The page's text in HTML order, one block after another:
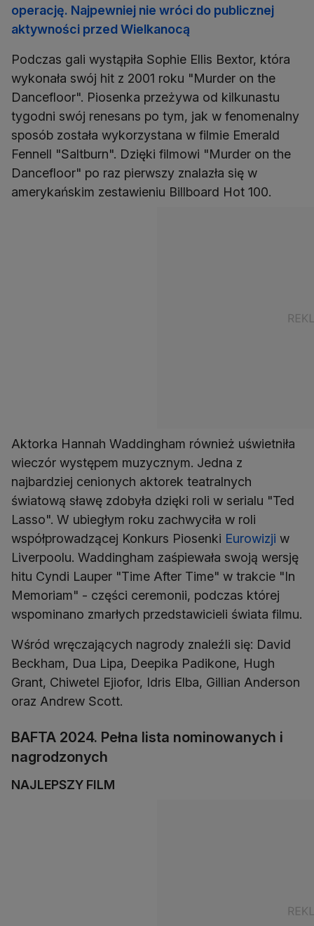
operację. Najpewniej nie wróci do publicznej
aktywności przed Wielkanocą
Podczas gali wystąpiła Sophie Ellis Bextor, która
wykonała swój hit z 2001 roku "Murder on the
Dancefloor". Piosenka przeżywa od kilkunastu
tygodni swój renesans po tym, jak w fenomenalny
sposób została wykorzystana w filmie Emerald
Fennell "Saltburn". Dzięki filmowi "Murder on the
Dancefloor" po raz pierwszy znalazła się w
amerykańskim zestawieniu Billboard Hot 100.
Aktorka Hannah Waddingham również uświetniła
wieczór występem muzycznym. Jedna z
najbardziej cenionych aktorek teatralnych
światową sławę zdobyła dzięki roli w serialu "Ted
Lasso". W ubiegłym roku zachwyciła w roli
współprowadzącej Konkurs Piosenki Eurowizji w
Liverpoolu. Waddingham zaśpiewała swoją wersję
hitu Cyndi Lauper "Time After Time" w trakcie "In
Memoriam" - części ceremonii, podczas której
wspominano zmarłych przedstawicieli świata filmu.
Wśród wręczających nagrody znaleźli się: David
Beckham, Dua Lipa, Deepika Padikone, Hugh
Grant, Chiwetel Ejiofor, Idris Elba, Gillian Anderson
oraz Andrew Scott.
BAFTA 2024. Pełna lista nominowanych i
nagrodzonych
NAJLEPSZY FILM